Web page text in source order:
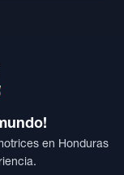
en Honduras